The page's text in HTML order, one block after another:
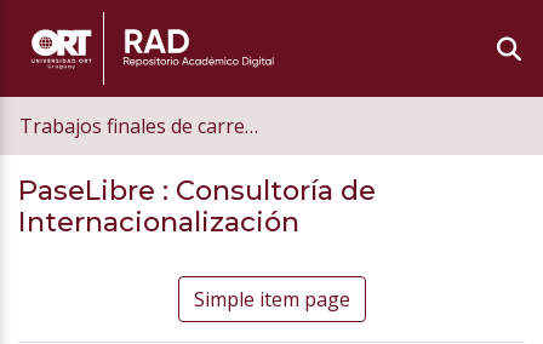
Trabajos finales de carrera de postgrado
PaseLibre : Consultoría de
Internacionalización
Simple item page